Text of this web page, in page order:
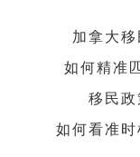
加拿大移
如何精准
移民政
如何看准时